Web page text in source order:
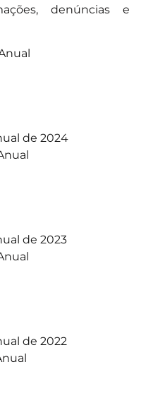
denúncias e
de 2024
de 2023
de 2022